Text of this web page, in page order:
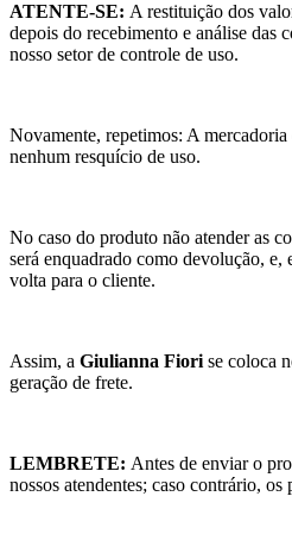
ATENTE-SE: A restituição dos
depois do recebimento e análise das
nosso setor de controle de uso.
Novamente, repetimos: A
nenhum resquício de uso.
No caso do produto não atender as
será enquadrado como devolução, e,
volta para o cliente.
Assim, a Giulianna Fiorise coloca
geração de frete.
LEMBRETE: Antes de enviar o
nossos atendentes; caso contrário, os